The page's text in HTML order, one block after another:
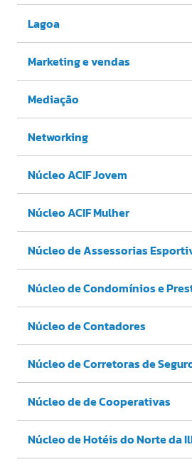
Lagoa
Marketing e vendas
Mediação
Networking
Núcleo ACIF Jovem
Núcleo ACIF Mulher
Núcleo de Assessorias
Núcleo de Condomínios e
Núcleo de Contadores
Núcleo de Corretoras de
Núcleo de de Cooperativas
Núcleo de Hotéis do Norte da